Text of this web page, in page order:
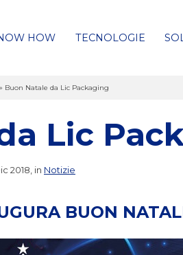
HOW TECNOLOGIE
» Buon Natale da Lic Packaging
Lic
2018, in Notizie
BUON